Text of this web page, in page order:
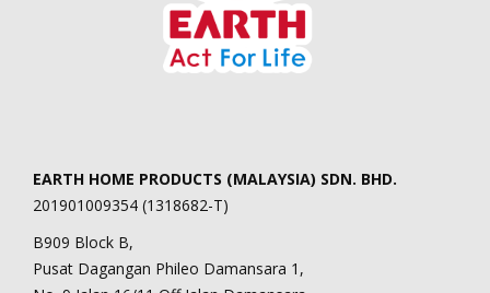
EARTH HOME PRODUCTS (MALAYSIA) SDN. BHD.
201901009354 (1318682-T)
B909 Block B,
Pusat Dagangan Phileo Damansara 1,